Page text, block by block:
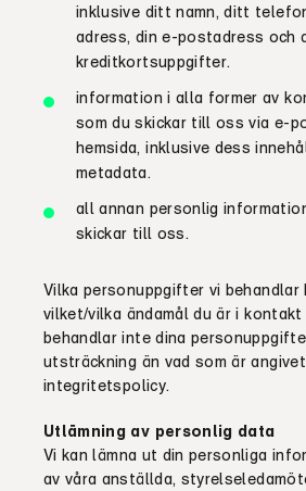
inklusive ditt namn,ditt
adress, dine-postadress och
kreditkortsuppgifter.
information i alla former av
som du skickar till oss via e-
hemsida, inklusive dess
metadata.
all annan personlig
skickar till oss.
Vilka personuppgifter vi behandlar
vilket/vilka ändamål du är i kontakt
behandlar inte dina
utsträckning än vad som är
integritetspolicy.
Utlämning av personlig data
Vi kan lämna ut din personliga
av våra anställda,